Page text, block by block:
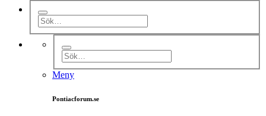
Meny
Pontiacforum.se